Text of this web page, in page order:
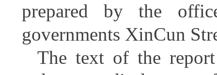
prepared by the
governments XinCun
The text of the